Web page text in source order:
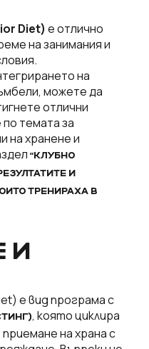
Diet) е отлично
на занимания и
на
можете да
отлични
темата за
на хранене и
“КЛУБНО
И
ТРЕНИРАХА В
И
е вид програма с
, която циклира
на храна с